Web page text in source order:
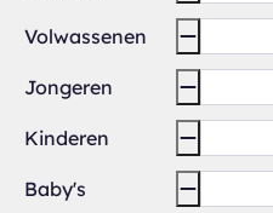
Volwassenen
Jongeren
Kinderen
Baby's